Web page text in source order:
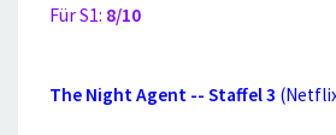
Für S1: 8/10
The Night Agent -- Staffel 3